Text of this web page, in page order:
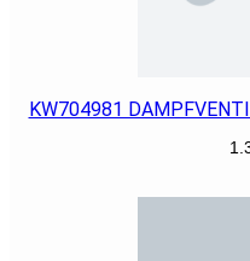
KW704981